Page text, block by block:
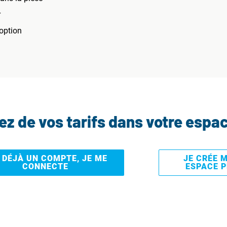
de vos tarifs dans votre
DÉJÀ UN COMPTE, JE ME
CONNECTE
JE CRÉE
ESPACE